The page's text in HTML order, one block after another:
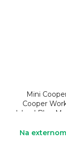
Mini
Cooper
Island Blue
Na